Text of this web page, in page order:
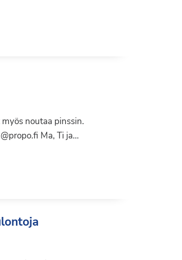
noutaa pinssin.
Ma, Ti ja…